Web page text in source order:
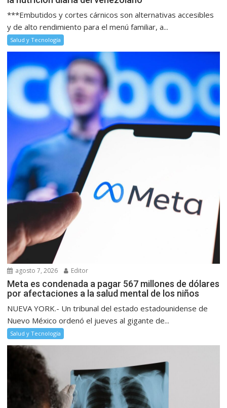
***Embutidos y cortes cárnicos son alternativas accesibles
y de alto rendimiento para el menú familiar, a...
Salud y Tecnología
agosto 7, 2026 Editor
Meta es condenada a pagar 567 millones de dólares
por afectaciones a la salud mental de los niños
NUEVA YORK.- Un tribunal del estado estadounidense de
Nuevo México ordenó el jueves al gigante de...
Salud y Tecnología